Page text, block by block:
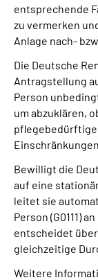
entsprechende
zu vermerken
Anlage nach-
Die Deutsche
Antragstellung
Person
um abzuklären,
Bewilligt die
auf eine
leitet sie
Person (G0111)
entscheidet über
gleichzeitige
Weitere